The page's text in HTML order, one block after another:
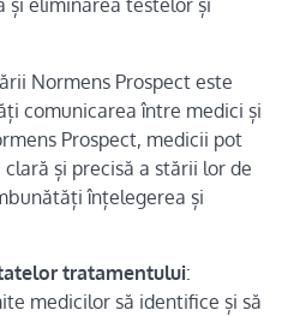
și eliminarea testelor și
Normens Prospect este
comunicarea între medici și
Prospect, medicii pot
și precisă a stării lor de
înțelegerea și
tratamentului:
medicilor să identifice și să